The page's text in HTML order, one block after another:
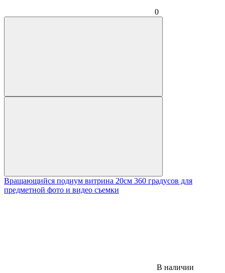
0
Вращающийся подиум витрина 20см 360 градусов для
предметной фото и видео съемки
В наличии